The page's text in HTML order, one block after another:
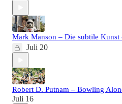
Mark Manson – Die subtile Kunst
Juli 20
Robert D. Putnam – Bowling
Juli 16